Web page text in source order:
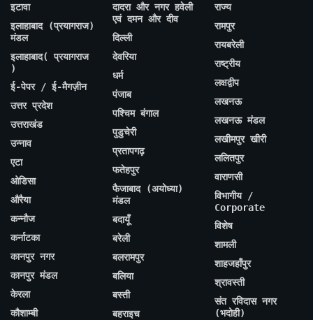
इटावा
इलाहाबाद (प्रयागराज)
मंडल
इलाहाबाद( प्रयागराज
)
ई-पेपर / ई-मैगज़ीन
उत्तर प्रदेश
उत्तराखंड
उन्नाव
एटा
ओडिसा
औरैया
कन्नौज
कर्नाटका
कानपुर नगर
कानपुर मंडल
केरला
कौशाम्बी
दादरा और नगर हवेली
एवं दमन और दीव
दिल्ली
देवरिया
धर्म
पंजाब
पश्चिम बंगाल
पुडुचेरी
प्रतापगढ़
फतेहपुर
फैजाबाद (अयोध्या)
मंडल
बदायूँ
बरेली
बलरामपुर
बलिया
बस्ती
बहराइच
राज्य
रामपुर
रायबरेली
राष्ट्रीय
लक्षद्वीप
लखनऊ
लखनऊ मंडल
लखीमपुर खीरी
ललितपुर
वाराणसी
विभागीय /
Corporate
विशेष
शामली
शाहजहाँपुर
श्रावस्ती
संत रविदास नगर
(भदोही)